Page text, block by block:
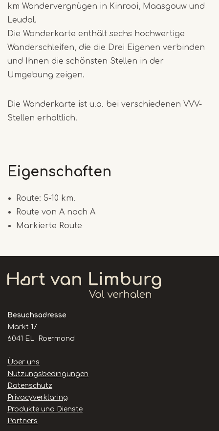
km Wandervergnügen in Kinrooi, Maasgouw und
Leudal.
Die Wanderkarte enthält sechs hochwertige
Wanderschleifen, die die Drei Eigenen verbinden
und Ihnen die schönsten Stellen in der
Umgebung zeigen.
Die Wanderkarte ist u.a. bei verschiedenen VVV-
Stellen erhältlich.
Eigenschaften
Route: 5-10 km.
Route von A nach A
Markierte Route
Besuchsadresse
Markt 17
6041 EL Roermond
Handige
links
Über uns
Nutzungsbedingungen
Datenschutz
Privacyverklaring
Produkte und Dienste
Partners